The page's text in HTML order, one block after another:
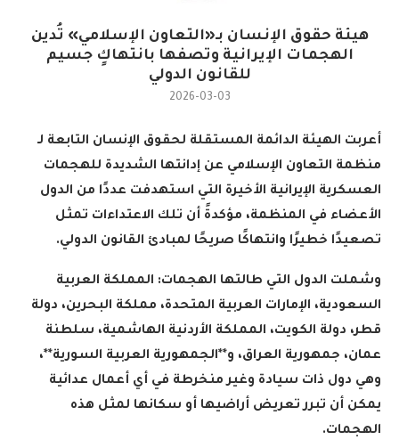
هيئة حقوق الإنسان بـ«التعاون الإسلامي» تُدين
الهجمات الإيرانية وتصفها بانتهاكٍ جسيم
للقانون الدولي
2026-03-03
أعربت الهيئة الدائمة المستقلة لحقوق الإنسان التابعة لـ
منظمة التعاون الإسلامي عن إدانتها الشديدة للهجمات
العسكرية الإيرانية الأخيرة التي استهدفت عددًا من الدول
الأعضاء في المنظمة، مؤكدةً أن تلك الاعتداءات تمثل
تصعيدًا خطيرًا وانتهاكًا صريحًا لمبادئ القانون الدولي.
وشملت الدول التي طالتها الهجمات: المملكة العربية
السعودية، الإمارات العربية المتحدة، مملكة البحرين، دولة
قطر، دولة الكويت، المملكة الأردنية الهاشمية، سلطنة
عمان، جمهورية العراق، و**الجمهورية العربية السورية**،
وهي دول ذات سيادة وغير منخرطة في أي أعمال عدائية
يمكن أن تبرر تعريض أراضيها أو سكانها لمثل هذه
الهجمات.